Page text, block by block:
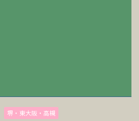
堺・東大阪・高槻